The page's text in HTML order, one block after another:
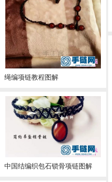
绳编项链教程图解
中国结编织包石锁骨项链图解